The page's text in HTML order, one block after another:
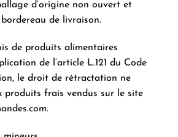
d’origine non ouvert et
de livraison.
de produits alimentaires
de l’article L.121 du Code
le droit de rétractation ne
produits frais vendus sur le site
.